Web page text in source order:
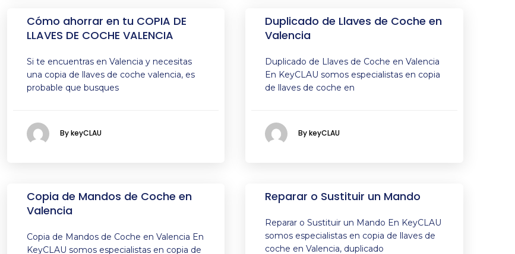
Cómo ahorrar en tu COPIA DE
LLAVES DE COCHE VALENCIA
Si te encuentras en Valencia y necesitas
una copia de llaves de coche valencia, es
probable que busques
By keyCLAU
Duplicado de Llaves de Coche en
Valencia
Duplicado de Llaves de Coche en Valencia
En KeyCLAU somos especialistas en copia
de llaves de coche en
By keyCLAU
Copia de Mandos de Coche en
Valencia
Copia de Mandos de Coche en Valencia En
KeyCLAU somos especialistas en copia de
Reparar o Sustituir un Mando
Reparar o Sustituir un Mando En KeyCLAU
somos especialistas en copia de llaves de
coche en Valencia, duplicado